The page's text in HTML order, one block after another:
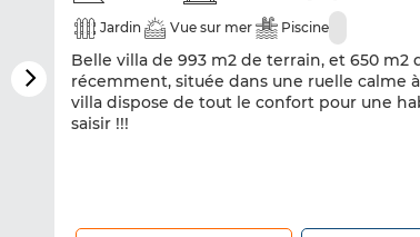
Jardin Vue sur mer Piscine
Belle villa de 993 m2 de terrain, et 650
récemment, située dans une ruelle calme
villa dispose de tout le confort pour une
saisir !!!